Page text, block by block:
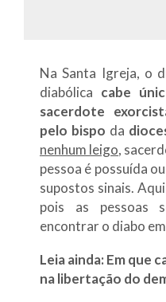
Na Santa Igreja, o
diabólica cabe
sacerdote
pelo bispo da
nenhum leigo,
pessoa é possuída
supostos sinais.
pois as pessoas
encontrar o diabo
Leia ainda: Em que
na libertação do